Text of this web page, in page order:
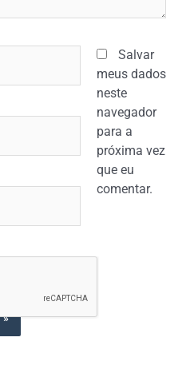
Salvar
meus dados
neste
navegador
para a
próxima vez
que eu
comentar.